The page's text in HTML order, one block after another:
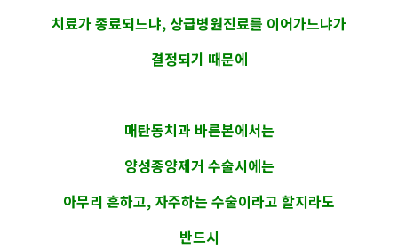
치료가 종료되느냐, 상급병원진료를 이어가느냐가
결정되기 때문에
매탄동치과 바른본에서는
양성종양제거 수술시에는
아무리 흔하고, 자주하는 수술이라고 할지라도
반드시